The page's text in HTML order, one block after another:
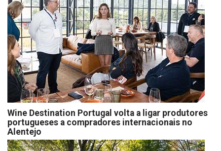
Wine Destination Portugal volta a ligar produtores
portugueses a compradores internacionais no
Alentejo